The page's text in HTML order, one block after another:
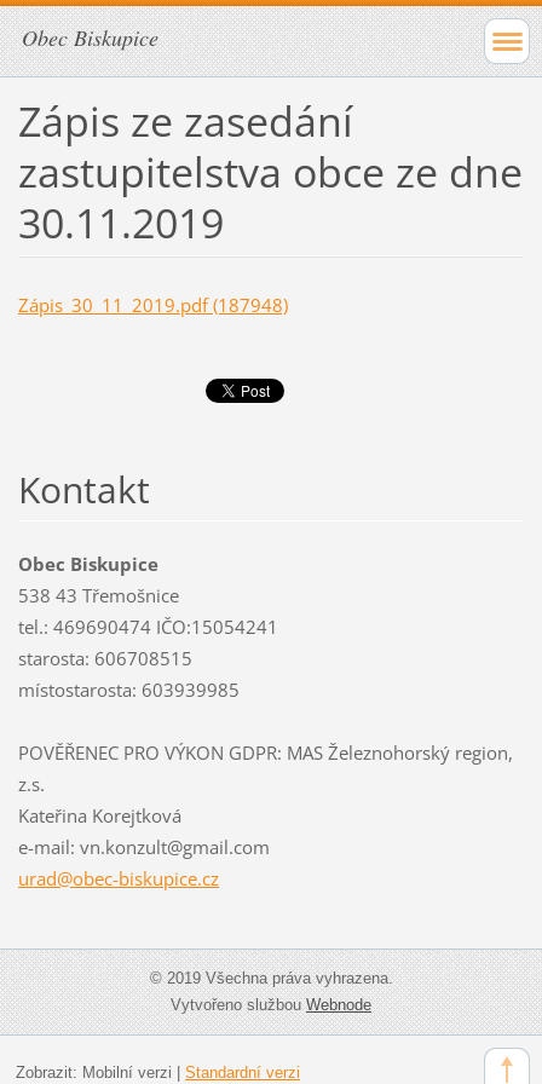
Obec Biskupice
Zápis ze zasedání
zastupitelstva obce ze dne
30.11.2019
Zápis_30_11_2019.pdf (187948)
Kontakt
Obec Biskupice
538 43 Třemošnice
tel.: 469690474 IČO:15054241
starosta: 606708515
místostarosta: 603939985
POVĚŘENEC PRO VÝKON GDPR: MAS Železnohorský region,
z.s.
Kateřina Korejtková
e-mail: vn.konzult@gmail.com
urad@obec-biskupice.cz
© 2019 Všechna práva vyhrazena.
Vytvořeno službouWebnode
Zobrazit: Mobilní verzi | Standardní verzi